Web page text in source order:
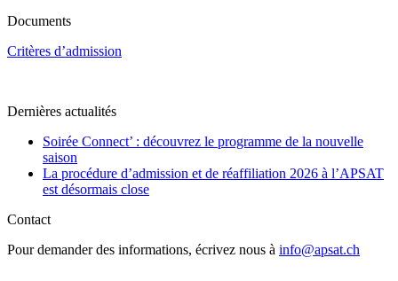
Documents
Critères d’admission
Dernières actualités
Soirée Connect’ : découvrez le programme de la nouvelle
saison
La procédure d’admission et de réaffiliation 2026 à l’APSAT
est désormais close
Contact
Pour demander des informations, écrivez nous à info@apsat.ch